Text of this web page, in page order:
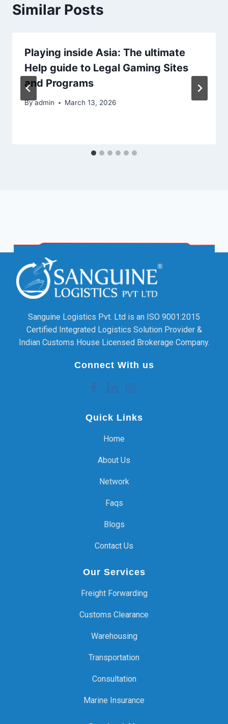
Similar Posts
Playing inside Asia: The ultimate
Help guide to Legal Gaming Sites
and Programs
Byadmin March 13, 2026
Sanguine Logistics Pvt. Ltd is an ISO 9001:2015
Certified Integrated Logistics Solution Provider &
Indian Customs House Licensed Brokerage Company.
Connect With us
Quick Links
Home
About Us
Network
Faqs
Blogs
Contact Us
Our Services
Freight Forwarding
Customs Clearance
Warehousing
Transportation
Consultation
Marine Insurance